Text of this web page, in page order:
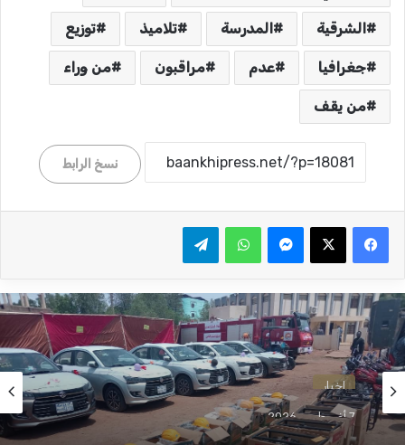
الشرقية المدرسة تلاميذ توزيع
جغرافيا عدم مراقبون من وراء
من يقف
نسخ الرابط
واتساب
اخبار
7 أغسطس، 2026
الدفاع المدني بالجزيرة يتسلم معدات جديدة